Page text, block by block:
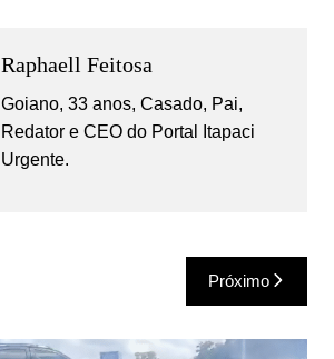
Raphaell Feitosa
Goiano, 33 anos, Casado, Pai,
Redator e CEO do Portal Itapaci
Urgente.
Próximo